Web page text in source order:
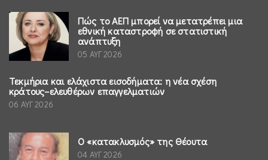
Πώς το ΑΕΠ μπορεί να μετατρέπει μια
εθνική καταστροφή σε στατιστική
ανάπτυξη
05 ΑΥΓ 2026
Τεκμήρια και ελάχιστα εισοδήματα: η νέα σχέση
κράτους–ελευθέρων επαγγελματιών
06 ΑΥΓ 2026
Ο «κατακλυσμός» της Θέουτα
04 ΑΥΓ 2026